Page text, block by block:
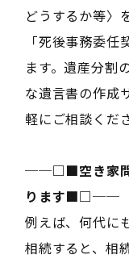
どうするか等〉
「死後事務委
ます。遺産分割
な遺言書の作成
軽にご相談くだ
──□■空き家問
ります■□──
例えば、何代に
相続すると、相